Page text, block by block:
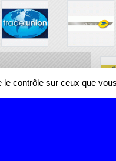
contrôle sur ceux que